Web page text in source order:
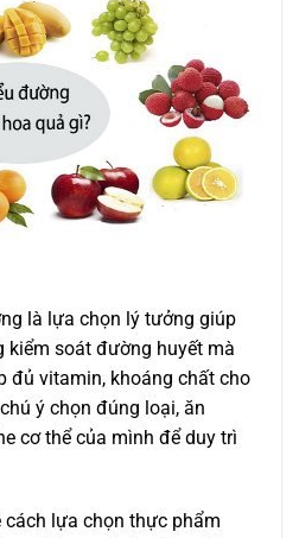
là lựa chọn lý tưởng giúp
kiểm soát đường huyết mà
đủ vitamin, khoáng chất cho
ý chọn đúng loại, ăn
cơ thể của mình để duy trì
cách lựa chọn thực phẩm